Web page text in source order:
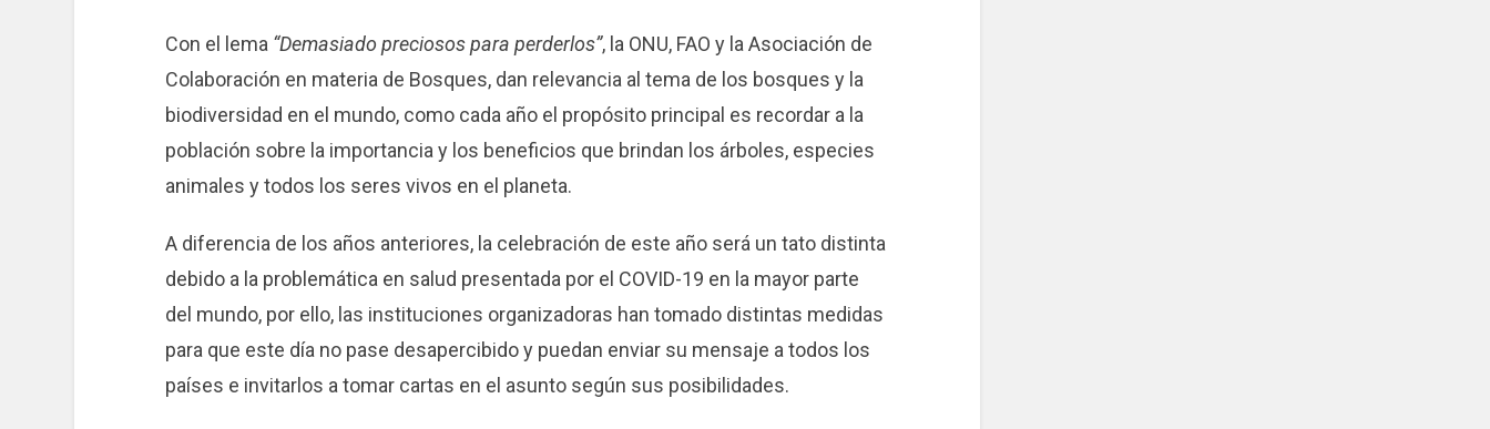
Con el lema “Demasiado preciosos para perderlos”, la ONU, FAO y la Asociación de
Colaboración en materia de Bosques, dan relevancia al tema de los bosques y la
biodiversidad en el mundo, como cada año el propósito principal es recordar a la
población sobre la importancia y los beneficios que brindan los árboles, especies
animales y todos los seres vivos en el planeta.
A diferencia de los años anteriores, la celebración de este año será un tato distinta
debido a la problemática en salud presentada por el COVID-19 en la mayor parte
del mundo, por ello, las instituciones organizadoras han tomado distintas medidas
para que este día no pase desapercibido y puedan enviar su mensaje a todos los
países e invitarlos a tomar cartas en el asunto según sus posibilidades.